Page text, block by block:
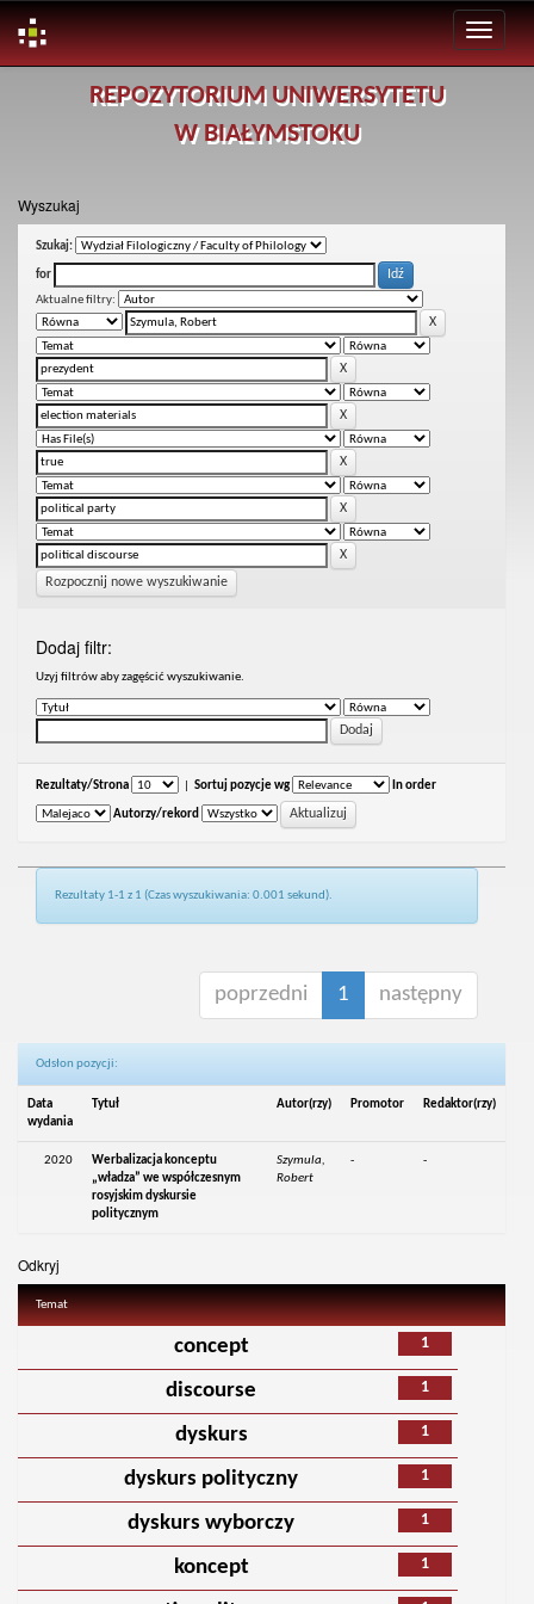
REPOZYTORIUM UNIWERSYTETU
W BIAŁYMSTOKU
Wyszukaj
Szukaj:
for
Aktualne filtry:
Rozpocznij nowe wyszukiwanie
Dodaj filtr:
Uzyj filtrów aby zagęścić wyszukiwanie.
Rezultaty/Strona Sortuj pozycje wg In order
Autorzy/rekord
Rezultaty 1-1 z 1 (Czas wyszukiwania: 0.001 sekund).
poprzedni 1 następny
Odsłon pozycji:
Data
wydania
Tytuł Autor(rzy) Promotor Redaktor(rzy)
2020
Werbalizacja konceptu
„władza” we współczesnym
rosyjskim dyskursie
politycznym
Szymula,
Robert
- -
Odkryj
Temat
1
concept
1
discourse
1
dyskurs
1
dyskurs polityczny
1
dyskurs wyborczy
1
koncept